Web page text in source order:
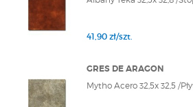
41,90 zł/szt.
GRES DE ARAGON
Mytho Acero 32,5x 32,5 /